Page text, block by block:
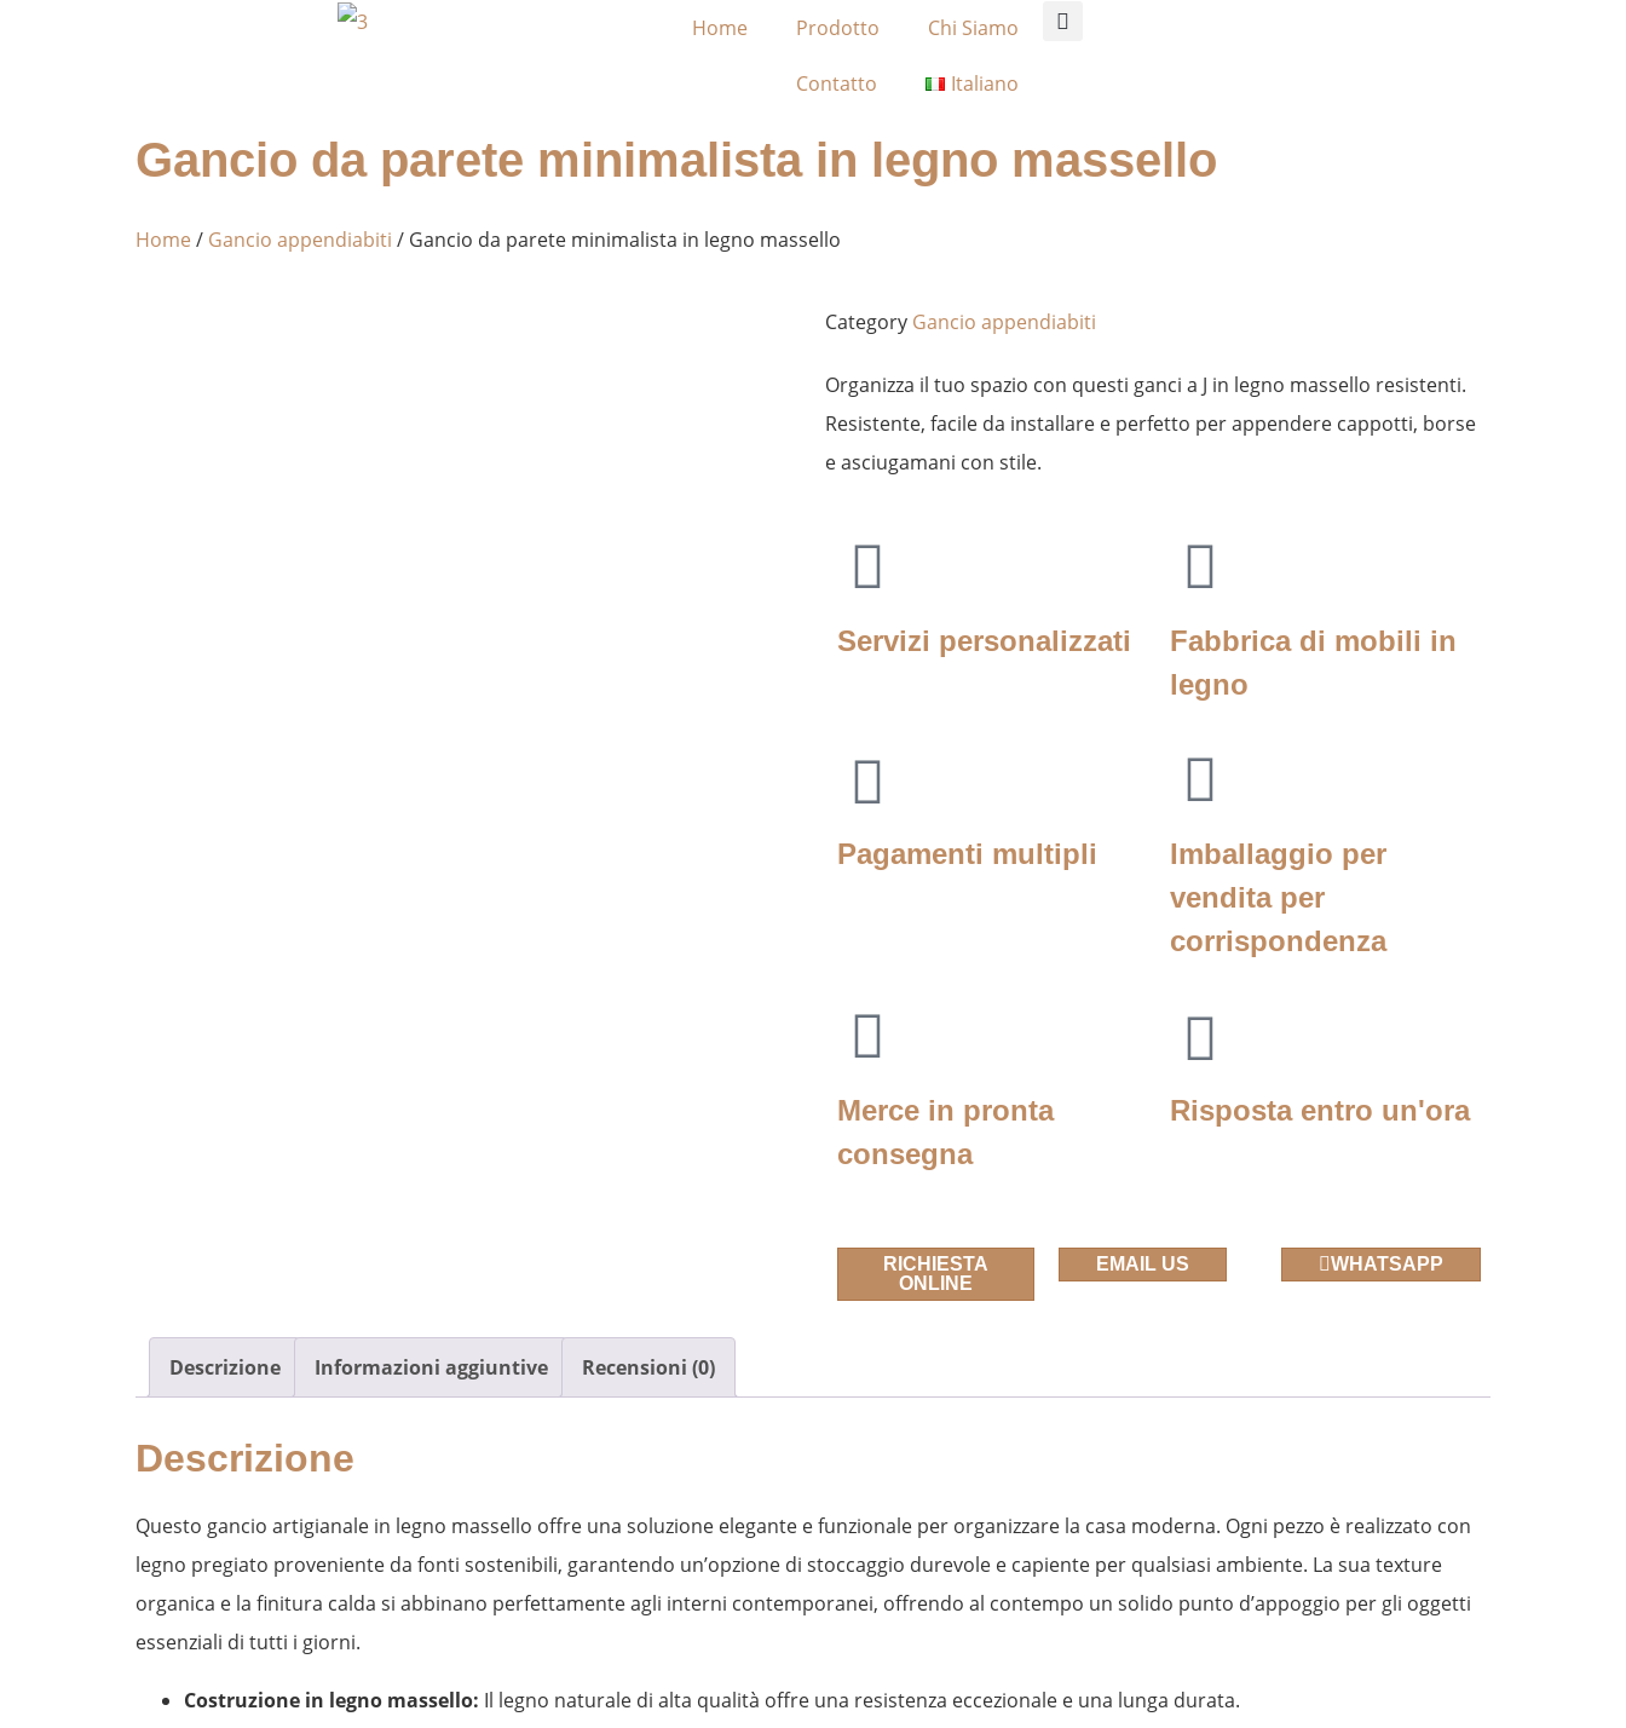
Home Prodotto Chi Siamo
Contatto Italiano
Gancio da parete minimalista in legno massello
Home / Gancio appendiabiti / Gancio da parete minimalista in legno massello
Category Gancio appendiabiti
Organizza il tuo spazio con questi ganci a J in legno massello resistenti.
Resistente, facile da installare e perfetto per appendere cappotti, borse
e asciugamani con stile.
Servizi personalizzati
Fabbrica di mobili in
legno
Pagamenti multipli
Imballaggio per
vendita per
corrispondenza
Merce in pronta
consegna
Risposta entro un'ora
RICHIESTA
ONLINE
EMAIL US WHATSAPP
Descrizione Informazioni aggiuntive Recensioni (0)
Descrizione
Questo gancio artigianale in legno massello offre una soluzione elegante e funzionale per organizzare la casa moderna. Ogni pezzo è realizzato con
legno pregiato proveniente da fonti sostenibili, garantendo un’opzione di stoccaggio durevole e capiente per qualsiasi ambiente. La sua texture
organica e la finitura calda si abbinano perfettamente agli interni contemporanei, offrendo al contempo un solido punto d’appoggio per gli oggetti
essenziali di tutti i giorni.
Costruzione in legno massello: Il legno naturale di alta qualità offre una resistenza eccezionale e una lunga durata.